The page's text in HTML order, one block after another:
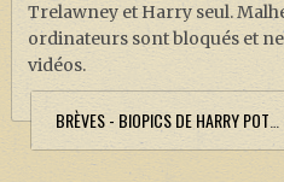
LA SÉRIE HARRY POTTER
HARRY POTTER : LIVRES
BIOPICS DE HARRY POTTER
Trelawney et Harry seul.
ordinateurs sont bloqués et
vidéos.